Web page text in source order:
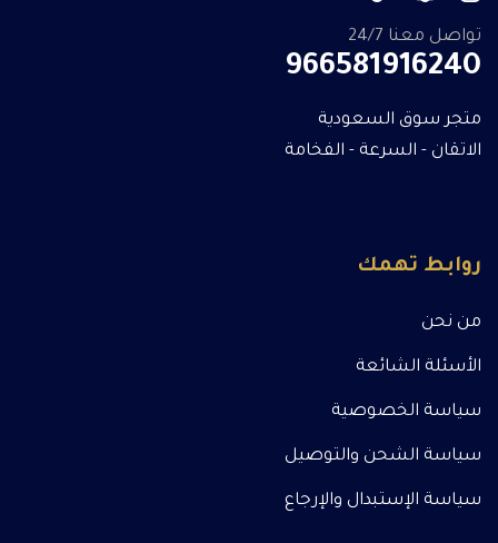
تواصل معنا 24/7
966581916240
متجر سوق السعودية
الاتقان - السرعة - الفخامة
روابط تهمك
من نحن
الأسئلة الشائعة
سياسة الخصوصية
سياسة الشحن والتوصيل
سياسة الإستبدال والإرجاع